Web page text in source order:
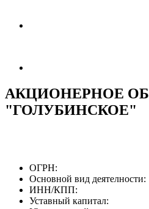
АКЦИОНЕРНОЕ
"ГОЛУБИНСКОЕ"
ОГРН:
Основной вид деятелности:
ИНН/КПП:
Уставный капитал: